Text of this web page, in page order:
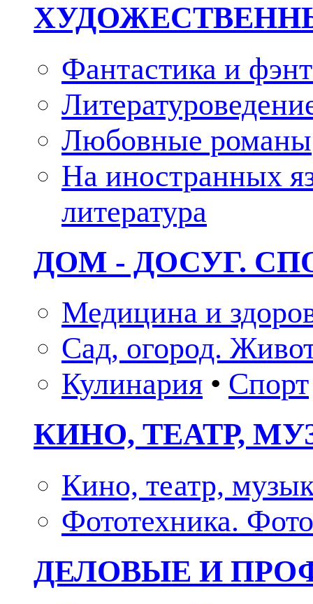
Фантастика и
Любовные романы
На иностранных
литература
ДОМ - ДОСУГ.
Медицина и
Сад, огород.
Кулинария • Спорт
КИНО, ТЕАТР,
Кино, театр,
Фототехника.
ДЕЛОВЫЕ И